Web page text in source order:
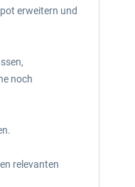
erweitern und
noch
relevanten